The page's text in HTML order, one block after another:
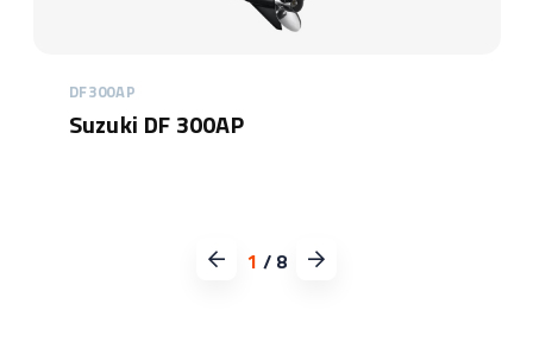
DF300AP
Suzuki DF 300AP
1 / 8